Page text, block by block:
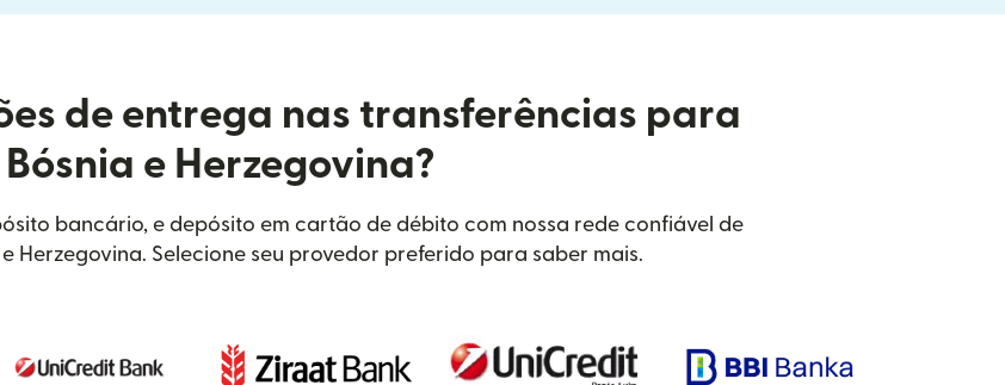
de entrega nas transferências para
e Herzegovina?
bancário, e depósito em cartão de débito com nossa rede confiável de
Herzegovina. Selecione seu provedor preferido para saber mais.